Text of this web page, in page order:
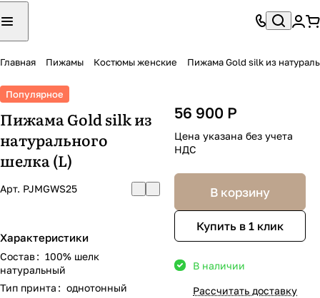
Главная Пижамы Костюмы женские Пижама Gold silk из
Популярное
Пижама Gold silk из
натурального
шелка (L)
Арт. PJMGWS25
Характеристики
Состав: 100% шелк
натуральный
Тип принта : однотонный
56 900 Р
Цена указана без учета
НДС
В корзину
Купить в 1 клик
В наличии
Рассчитать доставку